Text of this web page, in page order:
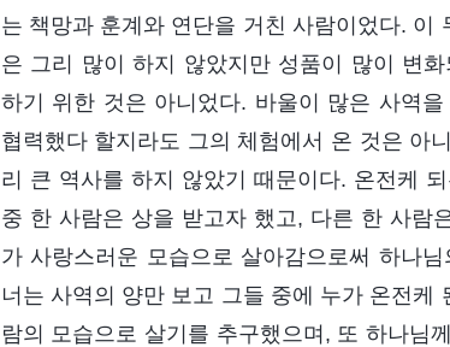
는 책망과 훈계와 연단을 거친 사람이었다. 이
은 그리 많이 하지 않았지만 성품이 많이 변
하기 위한 것은 아니었다. 바울이 많은 사역
협력했다 할지라도 그의 체험에서 온 것은 아
리 큰 역사를 하지 않았기 때문이다. 온전케
중 한 사람은 상을 받고자 했고, 다른 한 사람
가 사랑스러운 모습으로 살아감으로써 하나
너는 사역의 양만 보고 그들 중에 누가 온전
람의 모습으로 살기를 추구했으며, 또 하나님